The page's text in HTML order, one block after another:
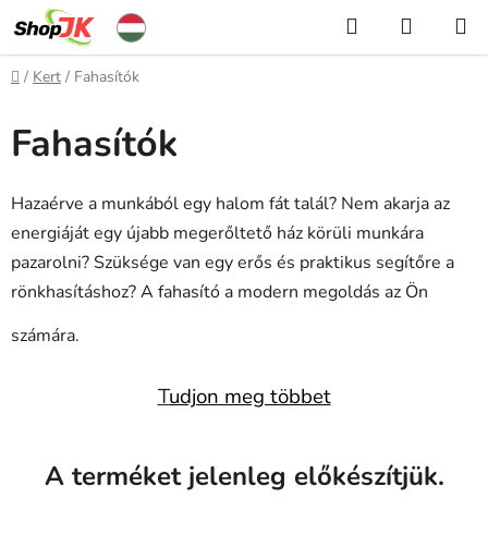
Ugrás
fő
tartalomhoz
KeresésKOSÁR
Kezdőlap
/ Kert / Fahasítók
Fahasítók
Hazaérve a munkából egy halom fát talál? Nem akarja az
energiáját egy újabb megerőltető ház körüli munkára
pazarolni? Szüksége van egy erős és praktikus segítőre a
rönkhasításhoz? A fahasító a modern megoldás az Ön
számára.
Tudjon meg többet
A terméket jelenleg előkészítjük.